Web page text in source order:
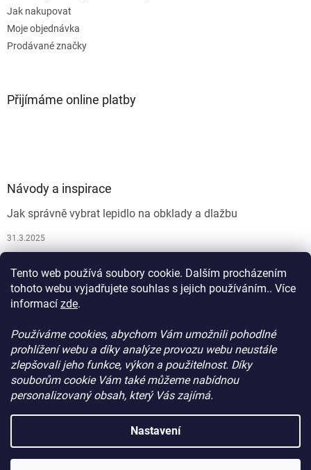
Tento web používá soubory cookie. Dalším procházením
tohoto webu vyjadřujete souhlas s jejich používáním.. Více
informací zde.
Používáme cookies, abychom Vám umožnili pohodlné
prohlížení webu a díky analýze provozu webu neustále
zlepšovali jeho funkce, výkon a použitelnost. Díky
souborům cookie Vám také můžeme nabídnou
personalizovaný obsah, který Vás zajímá.
Nastavení
Jak nakupovat
Moje objednávka
Prodávané značky
Přijímáme online platby
Návody a inspirace
Jak správně vybrat lepidlo na obklady a dlažbu
31.3.2025
Jak vybrat spárovací hmotu
Copyright 2026ProdejStavebniChemie.cz. Všechna práva